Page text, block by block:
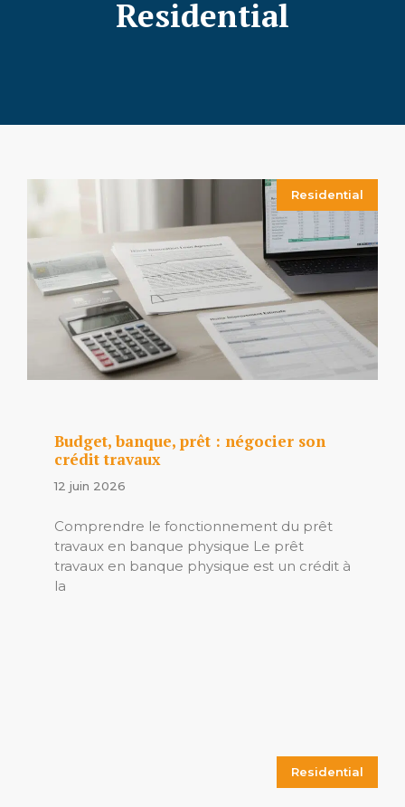
Residential
Residential
Budget, banque, prêt : négocier son
crédit travaux
12 juin 2026
Comprendre le fonctionnement du prêt
travaux en banque physique Le prêt
travaux en banque physique est un crédit à
la
Residential